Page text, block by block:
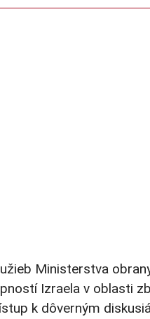
Ministerstva
Izraela v oblasti
k dôverným